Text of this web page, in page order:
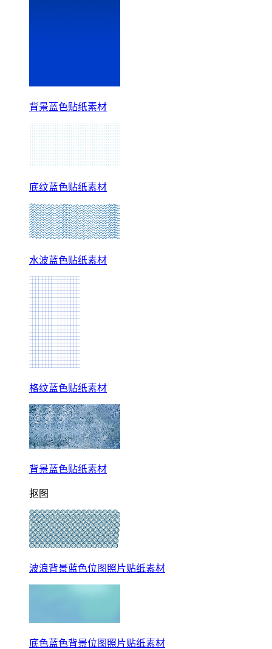
背景蓝色贴纸素材
底纹蓝色贴纸素材
水波蓝色贴纸素材
格纹蓝色贴纸素材
背景蓝色贴纸素材
抠图
波浪背景蓝色位图照片贴纸素材
底色蓝色背景位图照片贴纸素材